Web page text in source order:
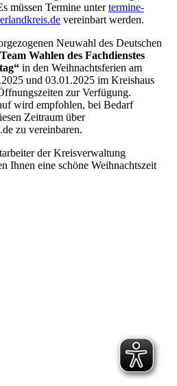
müssen Termine untertermine-
vereinbart werden.
Neuwahl des Deutschen
Team Wahlen des Fachdienstes
in den Weihnachtsferien am
und 03.01.2025 im Kreishaus
zur Verfügung.
wird empfohlen, bei Bedarf
Zeitraum über
zu vereinbaren.
der Kreisverwaltung
Ihnen eine schöne Weihnachtszeit